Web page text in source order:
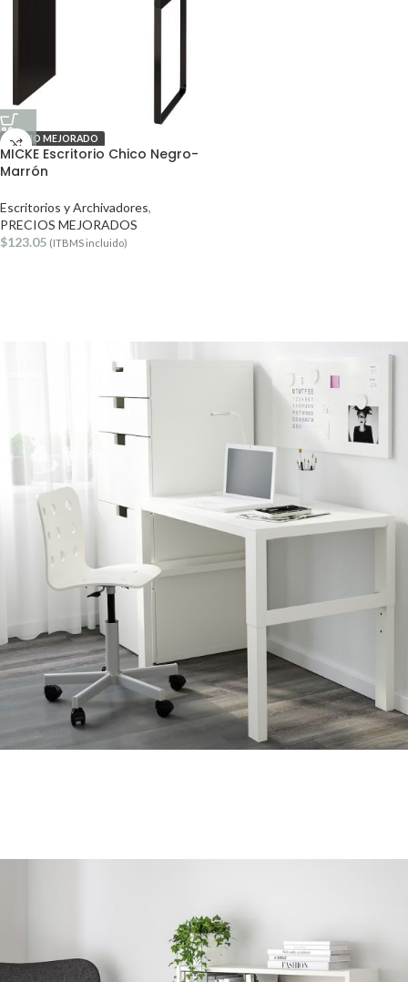
PRECIO MEJORADO
MICKE Escritorio Chico Negro-
Marrón
Escritorios y Archivadores,
PRECIOS MEJORADOS
$123.05 (ITBMS incluido)